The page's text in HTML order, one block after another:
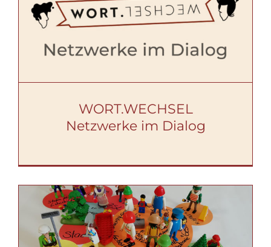
WORT.WECHSEL
Netzwerke im Dialog